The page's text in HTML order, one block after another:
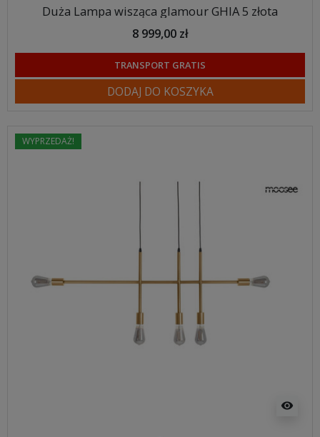
Duża Lampa wisząca glamour GHIA 5 złota
8 999,00 zł
TRANSPORT GRATIS
DODAJ DO KOSZYKA
WYPRZEDAŻ!
visibility